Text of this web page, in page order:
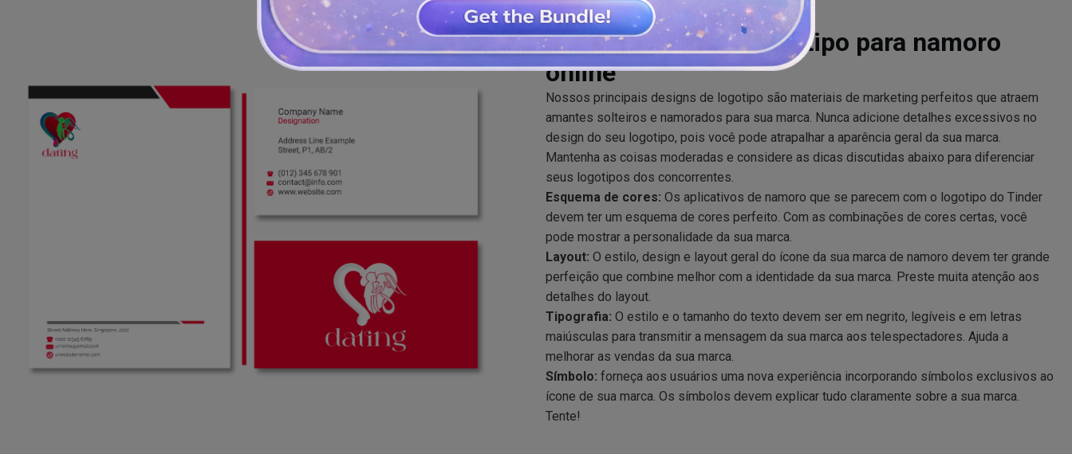
Melhor criador de logotipo para namoro
online
Nossos principais designs de logotipo são materiais de marketing perfeitos que atraem
amantes solteiros e namorados para sua marca. Nunca adicione detalhes excessivos no
design do seu logotipo, pois você pode atrapalhar a aparência geral da sua marca.
Mantenha as coisas moderadas e considere as dicas discutidas abaixo para diferenciar
seus logotipos dos concorrentes.
Esquema de cores: Os aplicativos de namoro que se parecem com o logotipo do Tinder
devem ter um esquema de cores perfeito. Com as combinações de cores certas, você
pode mostrar a personalidade da sua marca.
Layout: O estilo, design e layout geral do ícone da sua marca de namoro devem ter grande
perfeição que combine melhor com a identidade da sua marca. Preste muita atenção aos
detalhes do layout.
Tipografia: O estilo e o tamanho do texto devem ser em negrito, legíveis e em letras
maiúsculas para transmitir a mensagem da sua marca aos telespectadores. Ajuda a
melhorar as vendas da sua marca.
Símbolo: forneça aos usuários uma nova experiência incorporando símbolos exclusivos ao
ícone de sua marca. Os símbolos devem explicar tudo claramente sobre a sua marca.
Tente!